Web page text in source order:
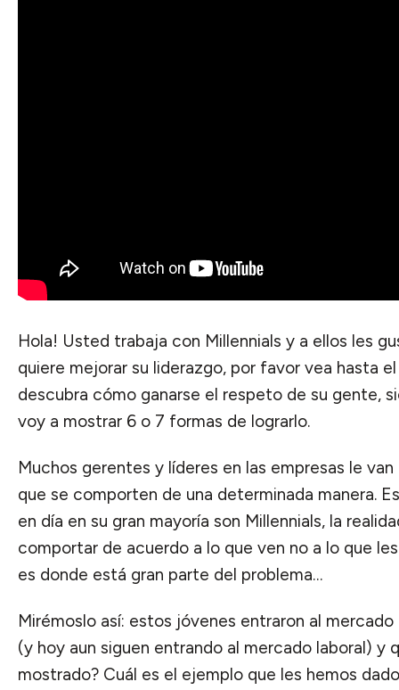
Hola! Usted trabaja con Millennials y a ellos les
quiere mejorar su liderazgo, por favor vea hasta
descubra cómo ganarse el respeto de su gente,
voy a mostrar 6 o 7 formas de lograrlo.
Muchos gerentes y líderes en las empresas le
que se comporten de una determinada manera.
en día en su gran mayoría son Millennials, la
comportar de acuerdo a lo que ven no a lo que
es donde está gran parte del problema…
Mirémoslo así: estos jóvenes entraron al
(y hoy aun siguen entrando al mercado laboral) y
mostrado? Cuál es el ejemplo que les hemos